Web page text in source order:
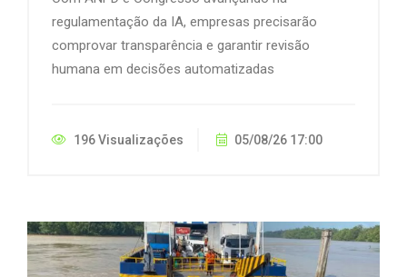
regulamentação da IA, empresas precisarão
comprovar transparência e garantir revisão
humana em decisões automatizadas
196 Visualizações 05/08/26 17:00